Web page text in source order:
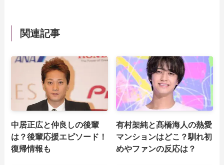
関連記事
中居正広と仲良しの後輩
は？後輩応援エピソード！
復帰情報も
有村架純と髙橋海人の熱愛
マンションはどこ？馴れ初
めやファンの反応は？